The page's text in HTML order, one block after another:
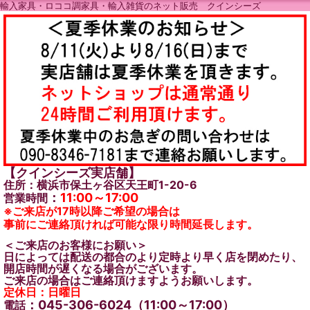
輸入家具・ロココ調家具・輸入雑貨のネット販売 クインシーズ
【クインシーズ実店舗】
住所：横浜市保土ヶ谷区天王町1-20-6
営業時間 ： 11:00～17:00
※ご来店が17時以降ご希望の場合は
事前にご連絡頂ければ可能な限り時間延長します。
＜ご来店のお客様にお願い＞
日によっては配送の都合のより定時より早く店を閉めたり、
開店時間が遅くなる場合がございます。
ご来店の場合はご連絡頂けますようお願いします。
定休日：日曜日
電話：045-306-6024（11:00～17:00）